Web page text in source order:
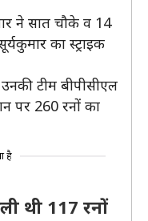
ने सात चौके व 14
का स्ट्राइक
टीम बीपीसीएल
पर 260 रनों का
है
थी 117 रनों